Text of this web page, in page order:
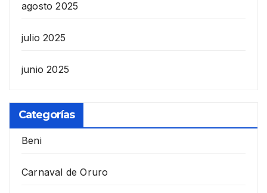
agosto 2025
julio 2025
junio 2025
Categorías
Beni
Carnaval de Oruro